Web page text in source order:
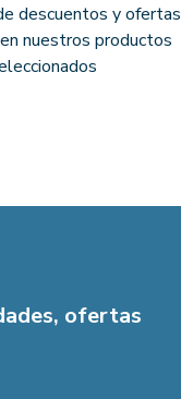
descuentos y ofertas
nuestros productos
ofertas